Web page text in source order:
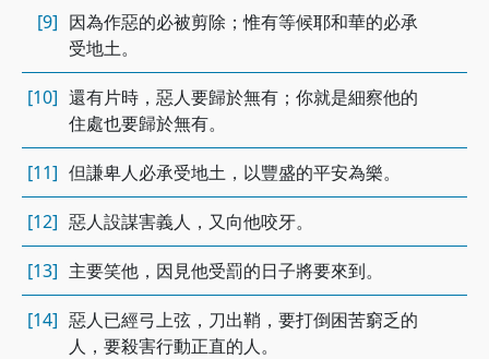
[9] 因為作惡的必被剪除；惟有等候耶和華的必承
受地土。
[10] 還有片時，惡人要歸於無有；你就是細察他的
住處也要歸於無有。
[11] 但謙卑人必承受地土，以豐盛的平安為樂。
[12] 惡人設謀害義人，又向他咬牙。
[13] 主要笑他，因見他受罰的日子將要來到。
[14] 惡人已經弓上弦，刀出鞘，要打倒困苦窮乏的
人，要殺害行動正直的人。